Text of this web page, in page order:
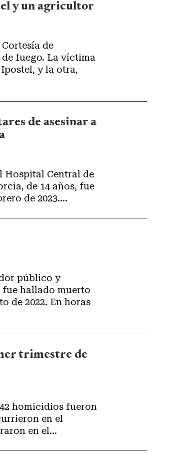
y un agricultor
de
fuego. La víctima
y la otra,
de asesinar a
Hospital Central de
de 14 años, fue
de 2023....
público y
fue hallado muerto
de 2022. En horas
trimestre de
homicidios fueron
en el
en el...